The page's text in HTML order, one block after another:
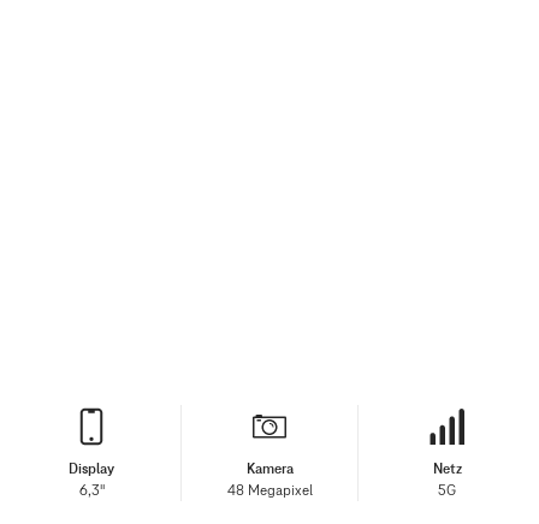
Display
6,3"
Kamera
48 Megapixel
Netz
5G